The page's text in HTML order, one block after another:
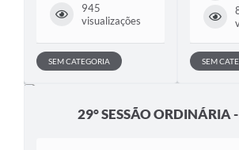
945
visualizações
SEM CATEGORIA SEM
29° SESSÃO ORDINÁRIA